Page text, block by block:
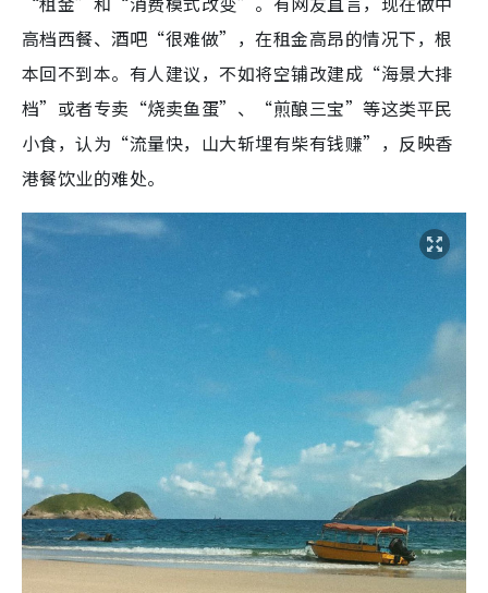
高档西餐、酒吧“很难做”，在租金高昂的情况下，根
本回不到本。有人建议，不如将空铺改建成“海景大排
档”或者专卖“烧卖鱼蛋”、“煎酿三宝”等这类平民
小食，认为“流量快，山大斩埋有柴有钱赚”，反映香
港餐饮业的难处。